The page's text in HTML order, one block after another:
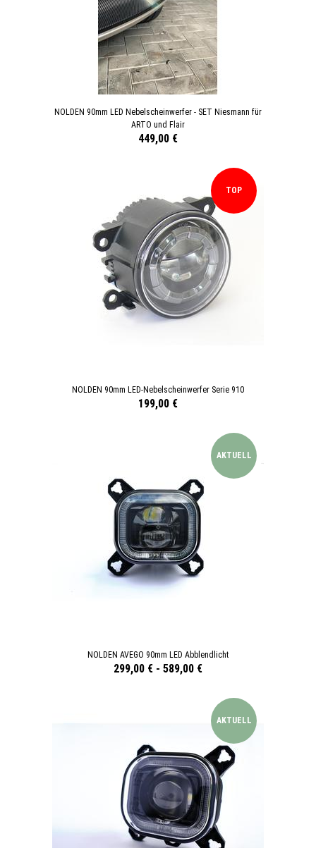
NOLDEN 90mm LED Nebelscheinwerfer - SET Niesmann für
ARTO und Flair
449,00 €
TOP
NOLDEN 90mm LED-Nebelscheinwerfer Serie 910
199,00 €
AKTUELL
NOLDEN AVEGO 90mm LED Abblendlicht
299,00 € - 589,00 €
AKTUELL